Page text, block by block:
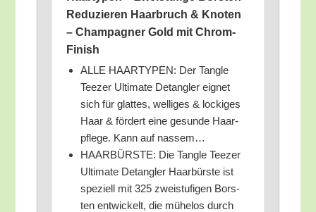
Redu­zie­ren Haar­bruch & Kno­ten
– Cham­pa­gner Gold mit Chrom-
Finish
ALLE HAARTYPEN: Der Tang­le
Tee­zer Ulti­ma­te Detang­ler eig­net
sich für glat­tes, wel­li­ges & locki­ges
Haar & för­dert eine gesun­de Haar­
pfle­ge. Kann auf nassem…
HAARBÜRSTE: Die Tang­le Tee­zer
Ulti­ma­te Detang­ler Haar­bürs­te ist
spe­zi­ell mit 325 zwei­stu­fi­gen Bors­
ten ent­wi­ckelt, die mühe­los durch